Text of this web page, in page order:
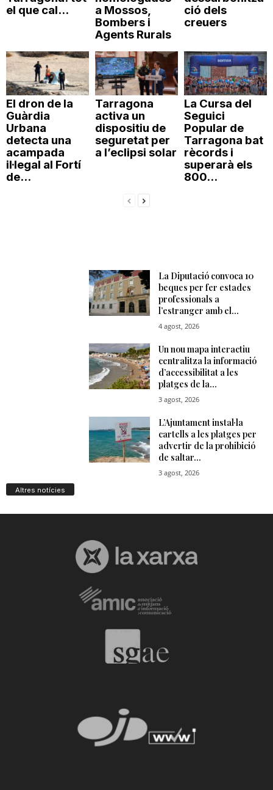
el que cal...
a Mossos,
Bombers i
Agents Rurals
ció dels
creuers
El dron de la
Guàrdia
Urbana
detecta una
acampada
il·legal al Fortí
de...
Tarragona
activa un
dispositiu de
seguretat per
a l’eclipsi solar
La Cursa del
Seguici
Popular de
Tarragona bat
rècords i
superarà els
800...
Altres notícies